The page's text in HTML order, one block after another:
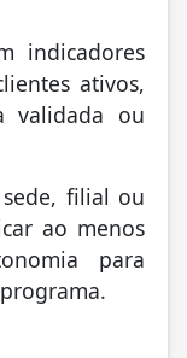
ativos,
validada ou
filial ou
ao menos
para